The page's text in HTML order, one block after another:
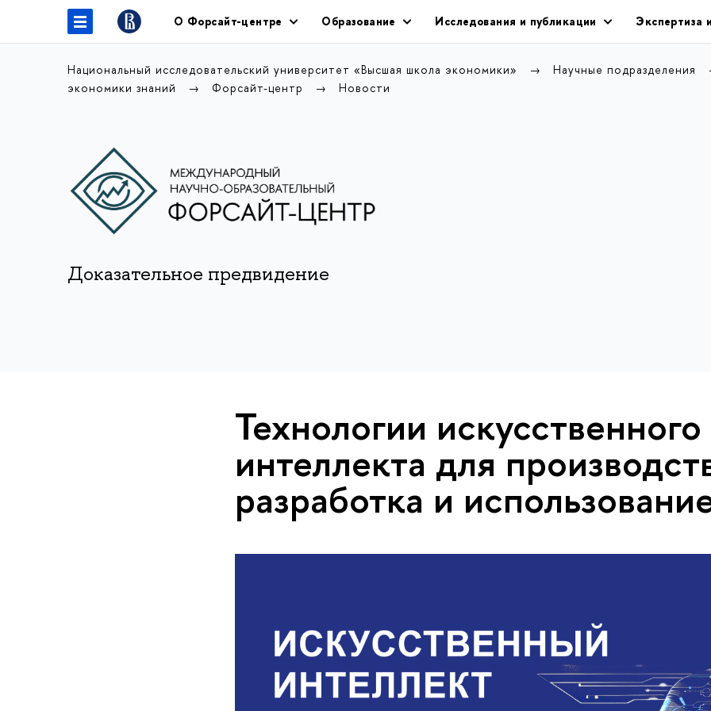
О Форсайт-центре Образование Исследования и публикации Экспертиза
Национальный исследовательский университет «Высшая школа экономики»
Научные подразделения
экономики знаний
Форсайт-центр Новости
Доказательное предвидение
Технологии искусственного
интеллекта для
разработка и